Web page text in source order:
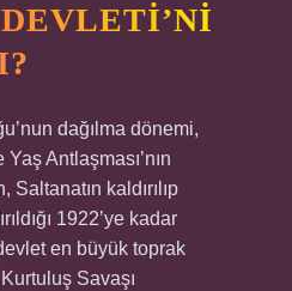
dağılma dönemi,
Antlaşması’nın
Saltanatın kaldırılıp
1922’ye kadar
en büyük toprak
Kurtuluş Savaşı